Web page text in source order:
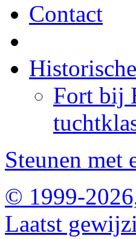
Contact
Fort bij
Steunen met
© 1999-
Laatst